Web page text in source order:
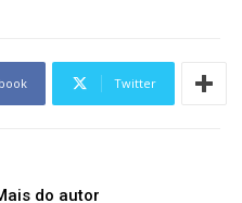
Twitter
do autor